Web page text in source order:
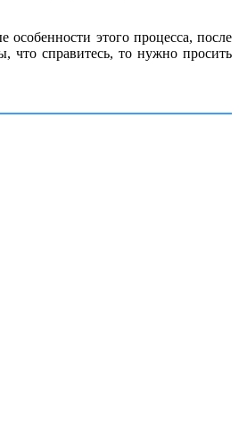
особенности этого процесса, после
что справитесь, то нужно просить